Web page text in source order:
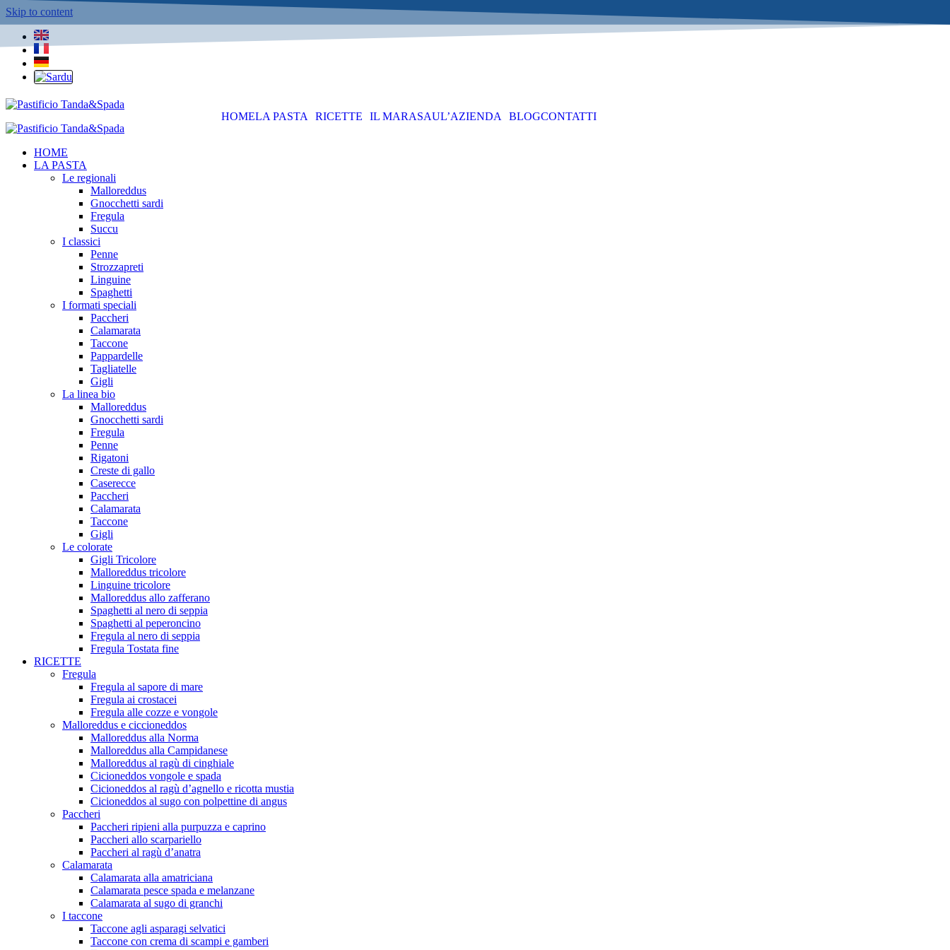
Skip to content
HOMELA PASTA RICETTE IL MARASAUL’AZIENDA BLOGCONTATTI
HOME
LA PASTA
Le regionali
Malloreddus
Gnocchetti sardi
Fregula
Succu
I classici
Penne
Strozzapreti
Linguine
Spaghetti
I formati speciali
Paccheri
Calamarata
Taccone
Pappardelle
Tagliatelle
Gigli
La linea bio
Malloreddus
Gnocchetti sardi
Fregula
Penne
Rigatoni
Creste di gallo
Caserecce
Paccheri
Calamarata
Taccone
Gigli
Le colorate
Gigli Tricolore
Malloreddus tricolore
Linguine tricolore
Malloreddus allo zafferano
Spaghetti al nero di seppia
Spaghetti al peperoncino
Fregula al nero di seppia
Fregula Tostata fine
RICETTE
Fregula
Fregula al sapore di mare
Fregula ai crostacei
Fregula alle cozze e vongole
Malloreddus e ciccioneddos
Malloreddus alla Norma
Malloreddus alla Campidanese
Malloreddus al ragù di cinghiale
Cicioneddos vongole e spada
Cicioneddos al ragù d’agnello e ricotta mustia
Cicioneddos al sugo con polpettine di angus
Paccheri
Paccheri ripieni alla purpuzza e caprino
Paccheri allo scarpariello
Paccheri al ragù d’anatra
Calamarata
Calamarata alla amatriciana
Calamarata pesce spada e melanzane
Calamarata al sugo di granchi
I taccone
Taccone agli asparagi selvatici
Taccone con crema di scampi e gamberi